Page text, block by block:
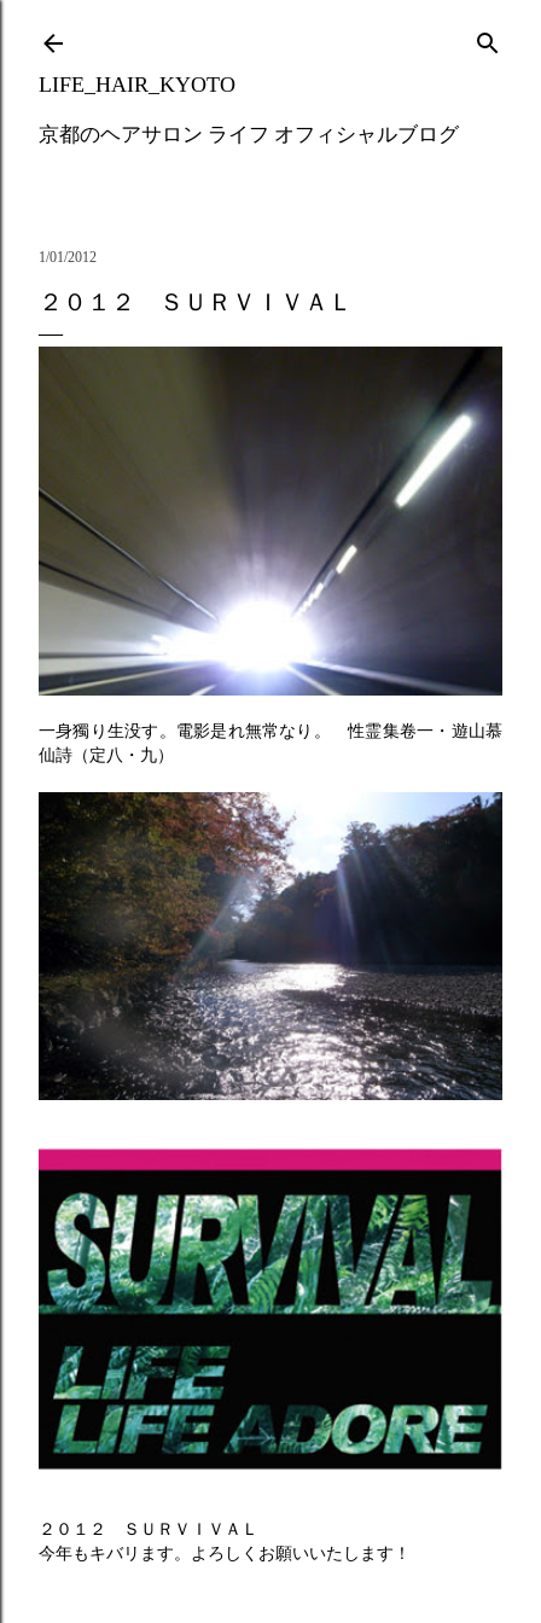
LIFE_HAIR_KYOTO
京都のヘアサロン ライフ オフィシャルブログ
1/01/2012
２０１２ ＳＵＲＶＩＶＡＬ
一身獨り生没す。電影是れ無常なり。 性霊集卷一・遊山慕
仙詩（定八・九）
２０１２ ＳＵＲＶＩＶＡＬ
今年もキバリます。よろしくお願いいたします！